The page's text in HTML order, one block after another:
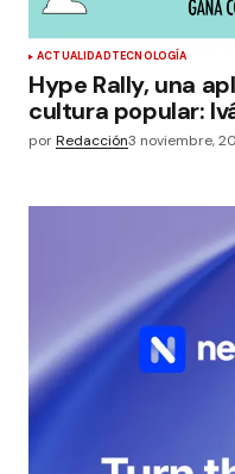
ACTUALIDADTECNOLOGÍA
Hype Rally, una
cultura popular:
porRedacción3 noviembre,